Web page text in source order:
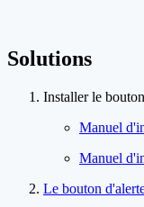
Solutions
Installer le bouton
Manuel
Manuel
Le bouton